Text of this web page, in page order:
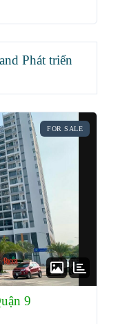
Phát triển
FOR SALE
9